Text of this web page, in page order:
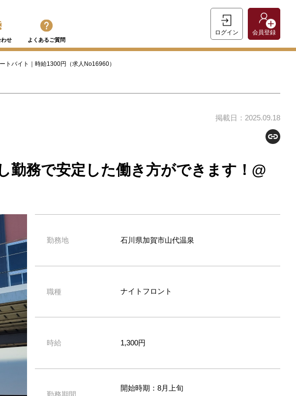
わせ よくあるご質問
ログイン 会員登録
トバイト｜時給1300円（求人No16960）
掲載日：2025.09.18
勤務で安定した働き方ができます！@
勤務地 石川県加賀市山代温泉
職種 ナイトフロント
時給 1,300円
勤務期間
開始時期：8月上旬